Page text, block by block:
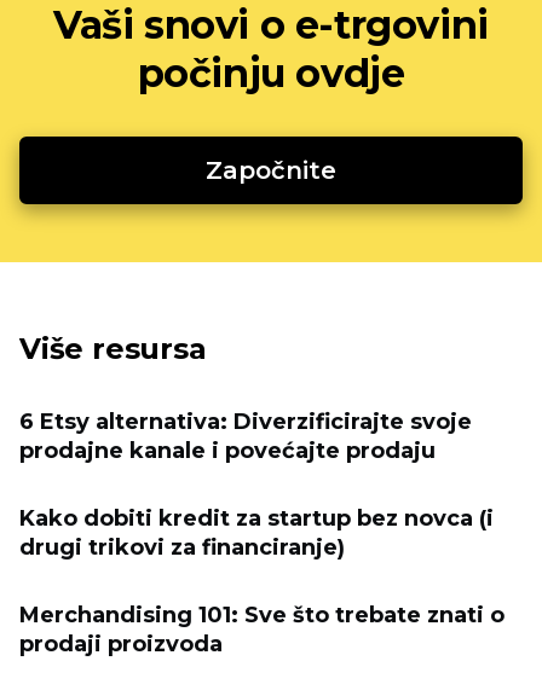
Vaši snovi o e-trgovini
počinju ovdje
Započnite
Više resursa
6 Etsy alternativa: Diverzificirajte svoje
prodajne kanale i povećajte prodaju
Kako dobiti kredit za startup bez novca (i
drugi trikovi za financiranje)
Merchandising 101: Sve što trebate znati o
prodaji proizvoda